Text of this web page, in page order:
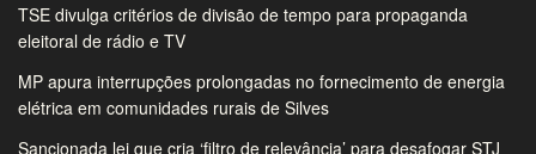
TSE divulga critérios de divisão de tempo para propaganda
eleitoral de rádio e TV
MP apura interrupções prolongadas no fornecimento de energia
elétrica em comunidades rurais de Silves
Sancionada lei que cria ‘filtro de relevância’ para desafogar STJ